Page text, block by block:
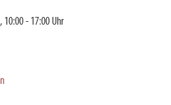
10:00 - 17:00 Uhr